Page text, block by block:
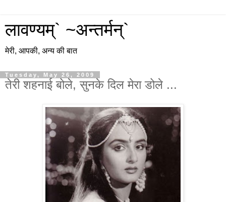
लावण्यम्` ~अन्तर्मन्`
मेरी, आपकी, अन्य की बात
Tuesday, May 26, 2009
तेरी शहनाई बोले, सुनके दिल मेरा डोले ...